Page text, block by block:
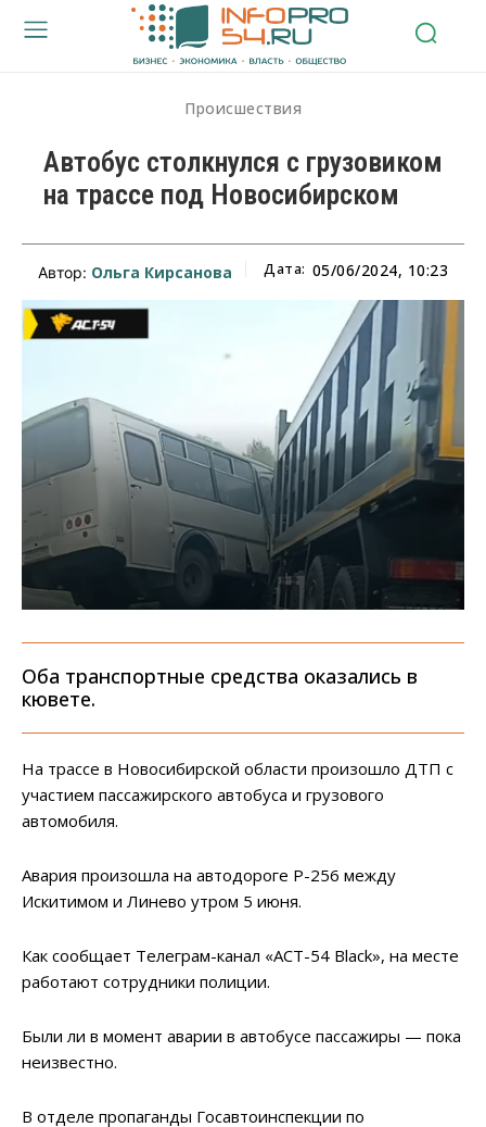
Происшествия
Автобус столкнулся с грузовиком
на трассе под Новосибирском
Автор: Ольга Кирсанова Дата: 05/06/2024, 10:23
Оба транспортные средства оказались в
кювете.
На трассе в Новосибирской области произошло ДТП с
участием пассажирского автобуса и грузового
автомобиля.
Авария произошла на автодороге Р-256 между
Искитимом и Линево утром 5 июня.
Как сообщает Телеграм-канал «АСТ-54 Black», на месте
работают сотрудники полиции.
Были ли в момент аварии в автобусе пассажиры — пока
неизвестно.
В отделе пропаганды Госавтоинспекции по